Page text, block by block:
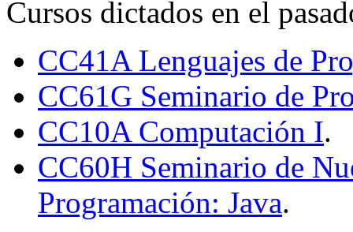
Cursos dictados en el
CC41A Lenguajes de
CC61G Seminario de
CC10A Computación I.
CC60H Seminario de
Programación: Java.